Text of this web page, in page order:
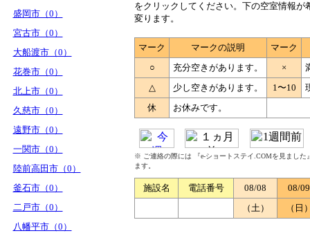
盛岡市（0）
宮古市（0）
大船渡市（0）
花巻市（0）
北上市（0）
久慈市（0）
遠野市（0）
一関市（0）
陸前高田市（0）
釜石市（0）
二戸市（0）
八幡平市（0）
をクリックしてください。下の空室情報が
変ります。
マーク マークの説明
マーク
○
充分空きがあります。 ×
△
少し空きがあります。 1〜10
休
お休みです。
※ ご連絡の際には 『e-ショートステイ.COMを見まし
ます。
施設名 電話番号 08/08
08/09
（土）
（日